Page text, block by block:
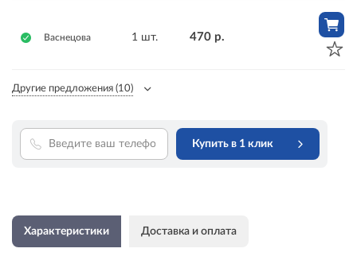
Васнецова 1 шт. 470 р.
Другие предложения (10)
Купить в 1 клик
Характеристики Доставка и оплата